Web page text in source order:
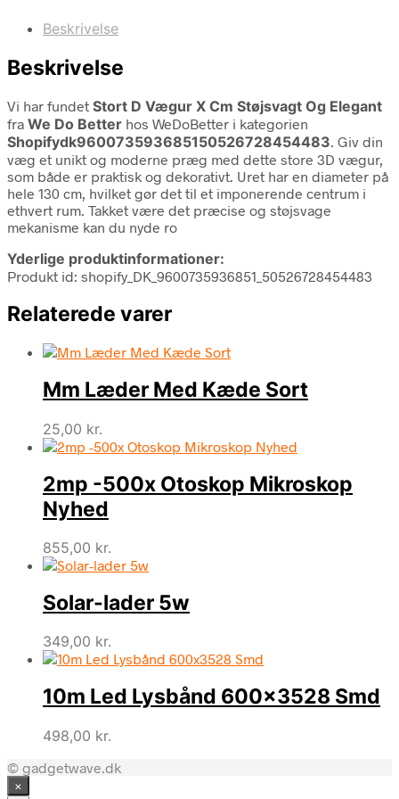
Beskrivelse
Beskrivelse
Vi har fundet Stort D Vægur X Cm Støjsvagt Og Elegant
fra We Do Better hos WeDoBetter i kategorien
Shopifydk960073593685150526728454483. Giv din
væg et unikt og moderne præg med dette store 3D vægur,
som både er praktisk og dekorativt. Uret har en diameter på
hele 130 cm, hvilket gør det til et imponerende centrum i
ethvert rum. Takket være det præcise og støjsvage
mekanisme kan du nyde ro
Yderlige produktinformationer:
Produkt id: shopify_DK_9600735936851_50526728454483
Relaterede varer
Mm Læder Med Kæde Sort
25,00 kr.
2mp -500x Otoskop Mikroskop
Nyhed
855,00 kr.
Solar-lader 5w
349,00 kr.
10m Led Lysbånd 600×3528 Smd
498,00 kr.
© gadgetwave.dk
×